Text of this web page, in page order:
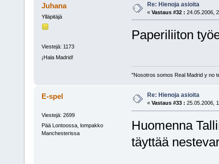
Juhana
Ylläpitäjä
Viestejä: 1173
¡Hala Madrid!
Re: Hienoja asioita
« Vastaus #32 : 24.05.2006,
Paperiliiton
"Nosotros somos Real Madrid y no
E-spel
Viestejä: 2699
Pää Lontoossa, lompakko
Manchesterissa
Re: Hienoja asioita
« Vastaus #33 : 25.05.2006,
Huomenna
täyttää